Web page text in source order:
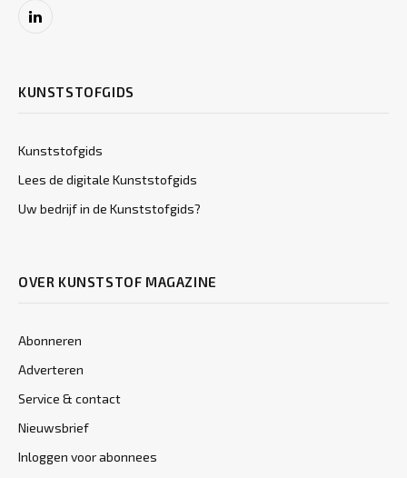
LinkedIn
KUNSTSTOFGIDS
Kunststofgids
Lees de digitale Kunststofgids
Uw bedrijf in de Kunststofgids?
OVER KUNSTSTOF MAGAZINE
Abonneren
Adverteren
Service & contact
Nieuwsbrief
Inloggen voor abonnees